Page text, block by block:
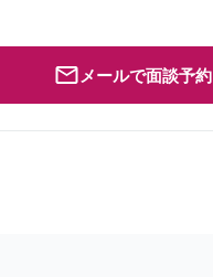
メールで面談予約